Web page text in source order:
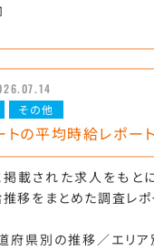
その他
トの平均時給レポート
載された求人をもとに
移をまとめた調査レポ
府県別の推移／エリア